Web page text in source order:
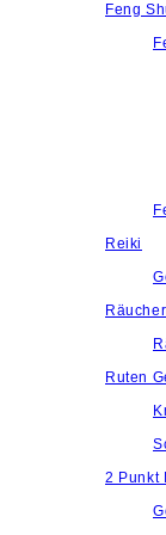
Feng
Reiki
Ruten
2 Punkt